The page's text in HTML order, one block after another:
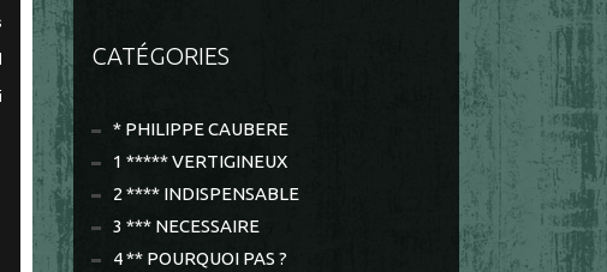
CATÉGORIES
* PHILIPPE CAUBERE
1 ***** VERTIGINEUX
2 **** INDISPENSABLE
3 *** NECESSAIRE
4 ** POURQUOI PAS ?